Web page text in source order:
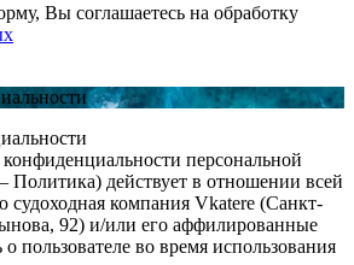
Вы соглашаетесь на обработку
персональной
действует в отношении всей
компания Vkatere (Санкт-
92) и/или его аффилированные
пользователе во время использования